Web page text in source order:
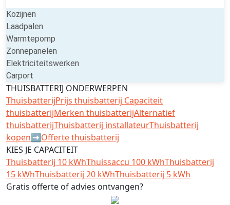
Kozijnen
Laadpalen
Warmtepomp
Zonnepanelen
Elektriciteitswerken
Carport
THUISBATTERIJ ONDERWERPEN
ThuisbatterijPrijs thuisbatterij Capaciteit
thuisbatterijMerken thuisbatterijAlternatief
thuisbatterijThuisbatterij installateurThuisbatterij
kopen➡️Offerte thuisbatterij
KIES JE CAPACITEIT
Thuisbatterij 10 kWhThuissaccu 100 kWhThuisbatterij
15 kWhThuisbatterij 20 kWhThuisbatterij 5 kWh
Gratis offerte of advies ontvangen?